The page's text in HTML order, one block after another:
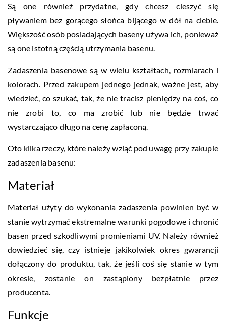
Są one również przydatne, gdy chcesz cieszyć się
pływaniem bez gorącego słońca bijącego w dół na ciebie.
Większość osób posiadających baseny używa ich, ponieważ
są one istotną częścią utrzymania basenu.
Zadaszenia basenowe są w wielu kształtach, rozmiarach i
kolorach. Przed zakupem jednego jednak, ważne jest, aby
wiedzieć, co szukać, tak, że nie tracisz pieniędzy na coś, co
nie zrobi to, co ma zrobić lub nie będzie trwać
wystarczająco długo na cenę zapłaconą.
Oto kilka rzeczy, które należy wziąć pod uwagę przy zakupie
zadaszenia basenu:
Materiał
Materiał użyty do wykonania zadaszenia powinien być w
stanie wytrzymać ekstremalne warunki pogodowe i chronić
basen przed szkodliwymi promieniami UV. Należy również
dowiedzieć się, czy istnieje jakikolwiek okres gwarancji
dołączony do produktu, tak, że jeśli coś się stanie w tym
okresie, zostanie on zastąpiony bezpłatnie przez
producenta.
Funkcje